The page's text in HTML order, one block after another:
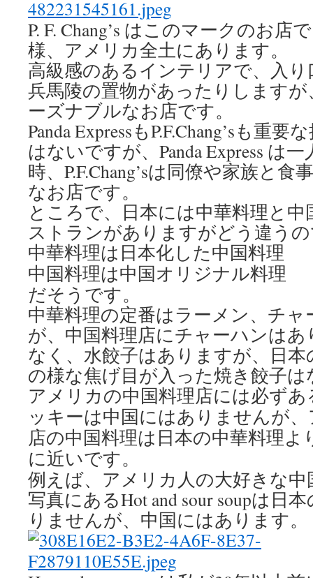
P. F. Chang’s はこのマークのお店
様、アメリカ全土にあります。
高級感のあるインテリアで、入
兵馬陵の置物があったりします
ーズナブルなお店です。
Panda ExpressもP.F.Chang’sも重
はないですが、Panda Express は
時、P.F.Chang’sは同僚や家族と食事
なお店です。
ところで、日本には中華料理と
ストランがありますがどう違う
中華料理は日本化した中国料理
中国料理は中国オリジナル料理
だそうです。
中華料理の定番はラーメン、チ
が、中国料理店にチャーハンは
なく、水餃子はありますが、日
の様な焦げ目が入った焼き餃子
アメリカの中国料理店には必ず
ッキーは中国にはありませんが
店の中国料理は日本の中華料理
に近いです。
例えば、アメリカ人の大好きな
写真にあるHot and sour soupは日
りませんが、中国にはあります。